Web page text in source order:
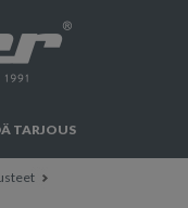
TARJOUS